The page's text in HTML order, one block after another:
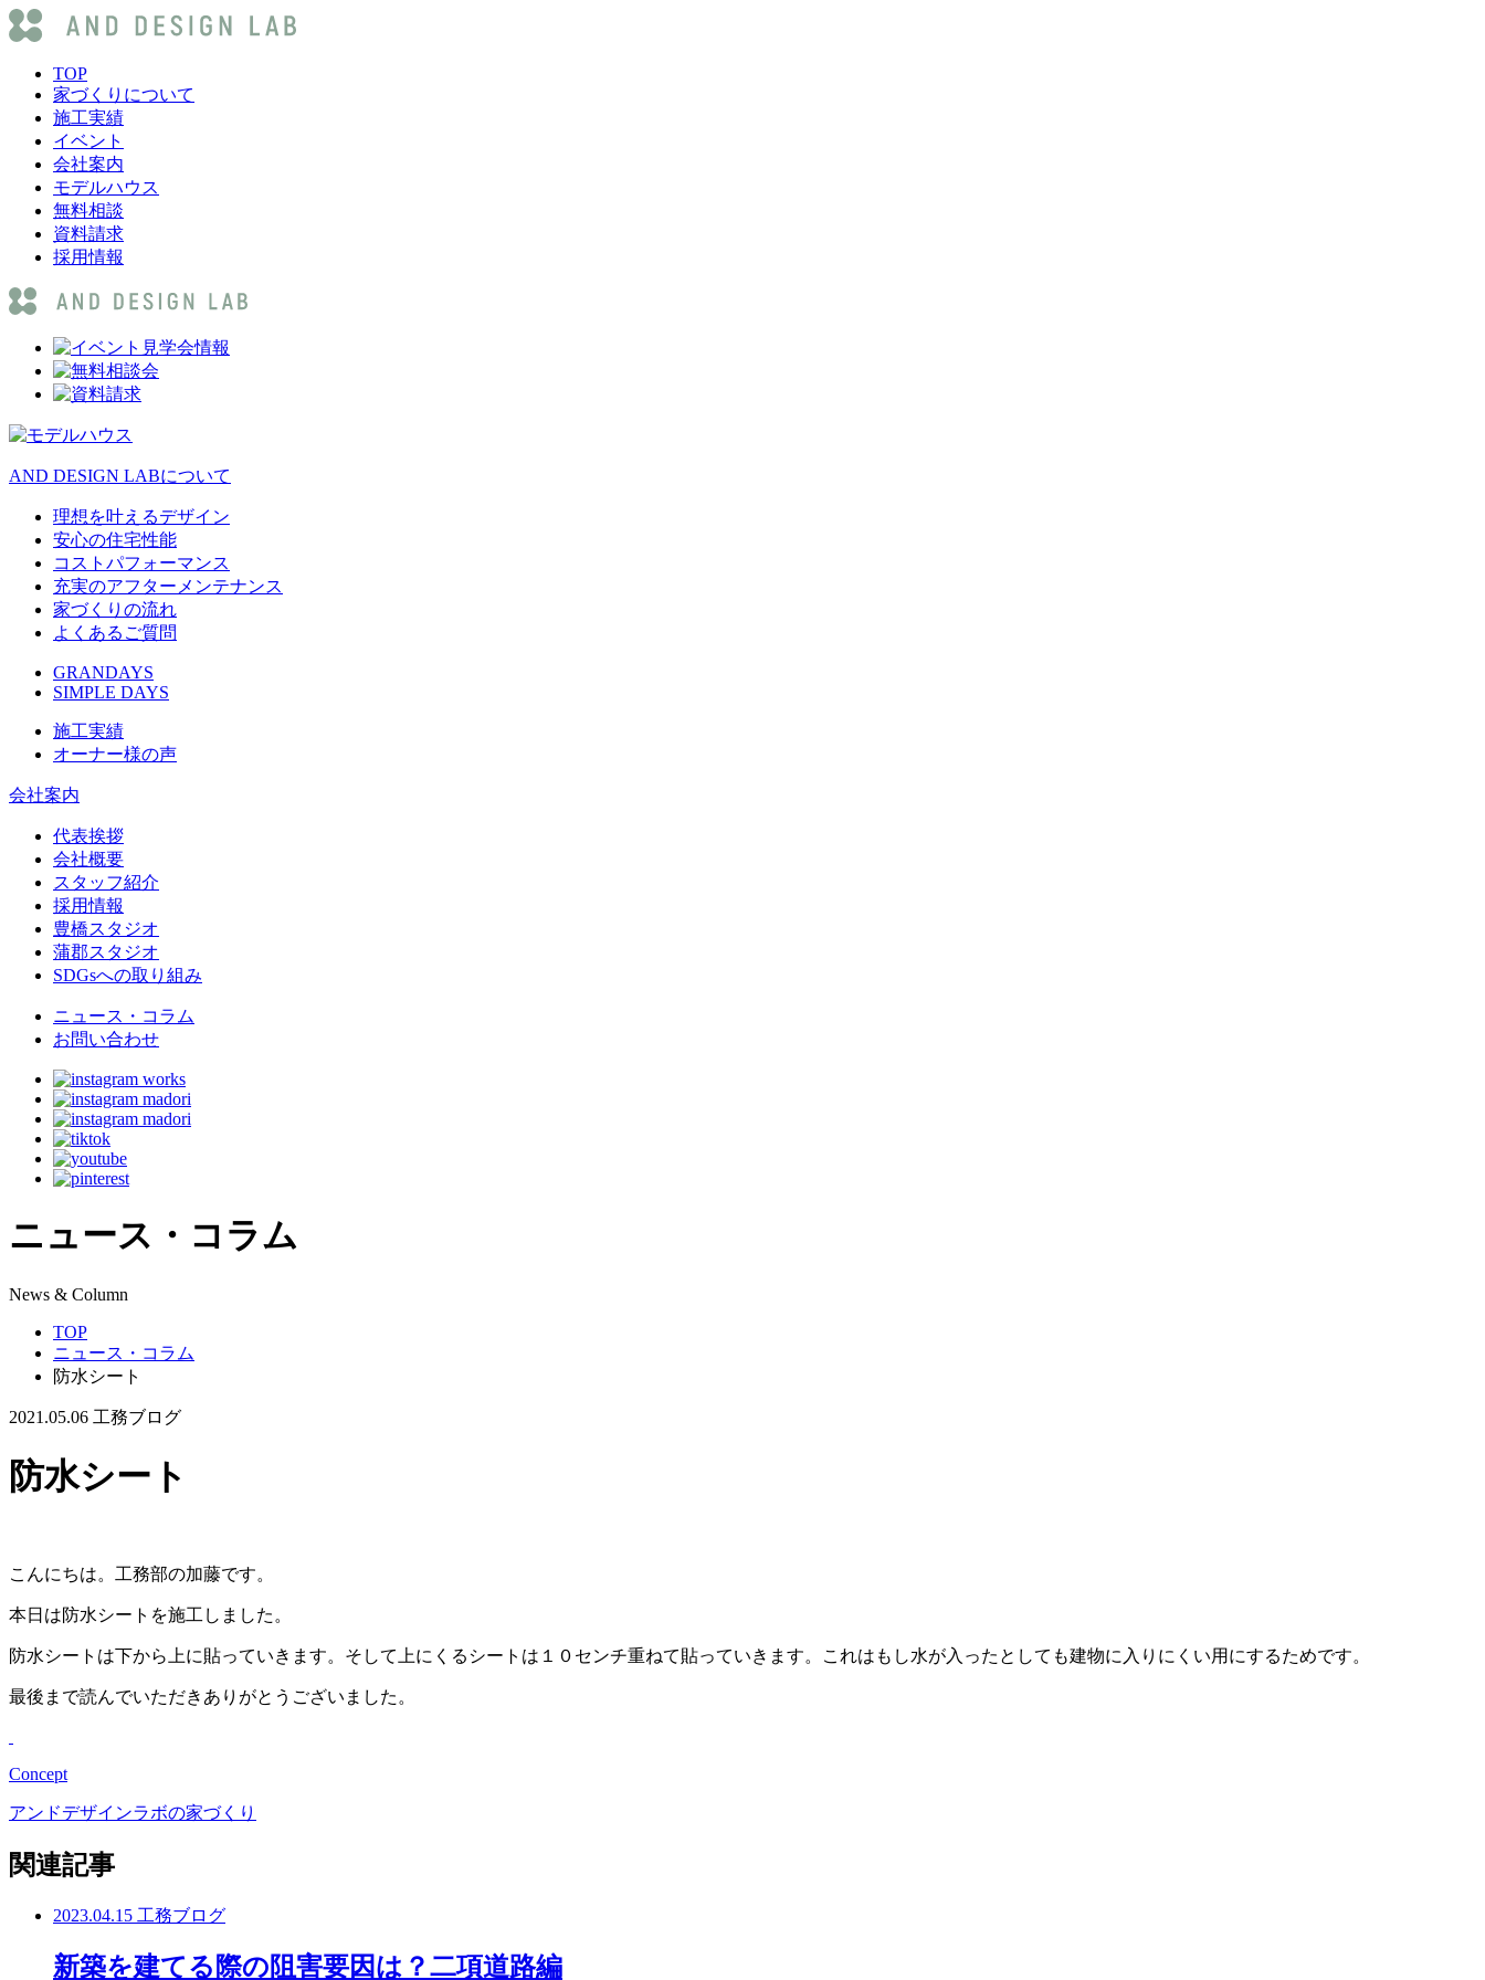
TOP
家づくりについて
施工実績
イベント
会社案内
モデルハウス
無料相談
資料請求
採用情報
AND DESIGN LABについて
理想を叶えるデザイン
安心の住宅性能
コストパフォーマンス
充実のアフターメンテナンス
家づくりの流れ
よくあるご質問
GRANDAYS
SIMPLE DAYS
施工実績
オーナー様の声
会社案内
代表挨拶
会社概要
スタッフ紹介
採用情報
豊橋スタジオ
蒲郡スタジオ
SDGsへの取り組み
ニュース・コラム
お問い合わせ
ニュース・コラム
News & Column
TOP
ニュース・コラム
防水シート
2021.05.06 工務ブログ
防水シート
こんにちは。工務部の加藤です。
本日は防水シートを施工しました。
防水シートは下から上に貼っていきます。そして上にくるシートは１０センチ重ねて貼っていきます。これはもし水が入ったとしても建物に入りにくい用にするためです。
最後まで読んでいただきありがとうございました。
Concept
アンドデザインラボの家づくり
関連記事
2023.04.15 工務ブログ
新築を建てる際の阻害要因は？二項道路編